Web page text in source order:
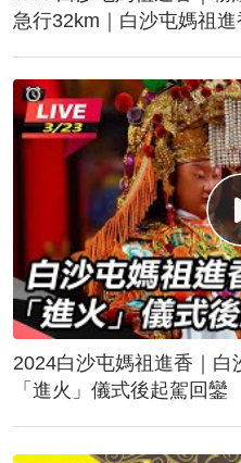
急行32km｜白沙屯媽祖
2024白沙屯媽祖進香｜白
「進火」儀式後起駕回鑾